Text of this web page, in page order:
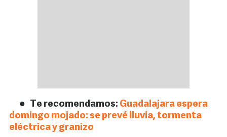
Te recomendamos: Guadalajara espera
domingo mojado: se prevé lluvia, tormenta
eléctrica y granizo